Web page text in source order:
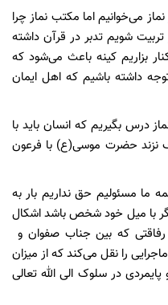
می‌خوانیم اما مکتب نماز چرا
شویم تدبر در قرآن داشته
بزاریم کینه باعث می‌شود که
داشته باشیم که اهل ایمان
درس بگیریم که انسان باید با
حضرت موسی(ع) با فرعون
ما مسئولیم حق نداریم بار به
با میل خود شخص باشد اشکال
رفاقتی که بین جناب صفوان و
را نقل می‌کند که از میزان
در سلوک الی الله تعالی